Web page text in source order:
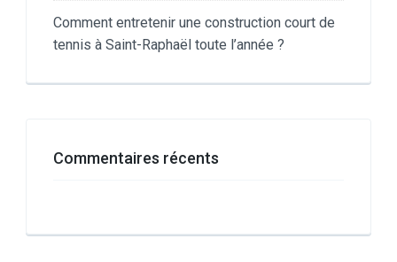
Comment entretenir une construction court de
tennis à Saint-Raphaël toute l’année ?
Commentaires récents